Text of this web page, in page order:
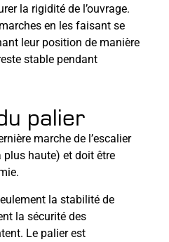
la rigidité de l’ouvrage.
en les faisant se
leur position de manière
stable pendant
palier
marche de l’escalier
haute) et doit être
la stabilité de
la sécurité des
Le palier est